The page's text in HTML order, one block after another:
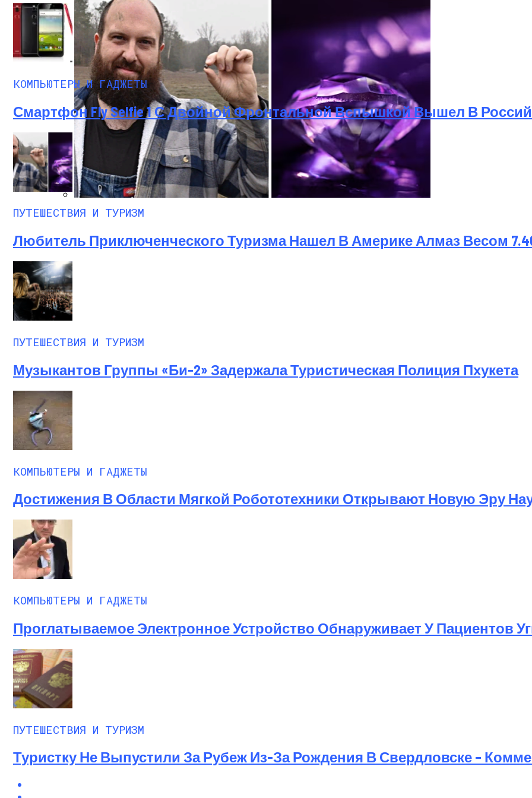
Любитель Приключенческого Туризма Нашел В Америке Алмаз Весом 7.46 Карата
КОМПЬЮТЕРЫ И ГАДЖЕТЫ
Смартфон Fly Selfie 1 С Двойной Фронтальной Вспышкой Вышел В
ПУТЕШЕСТВИЯ И ТУРИЗМ
Любитель Приключенческого Туризма Нашел В Америке Алмаз Весом
ПУТЕШЕСТВИЯ И ТУРИЗМ
Музыкантов Группы «Би-2» Задержала Туристическая Полиция Пхукета
КОМПЬЮТЕРЫ И ГАДЖЕТЫ
Достижения В Области Мягкой Робототехники Открывают Новую Эру
КОМПЬЮТЕРЫ И ГАДЖЕТЫ
Проглатываемое Электронное Устройство Обнаруживает У Пациентов
ПУТЕШЕСТВИЯ И ТУРИЗМ
Туристку Не Выпустили За Рубеж Из-За Рождения В Свердловске –